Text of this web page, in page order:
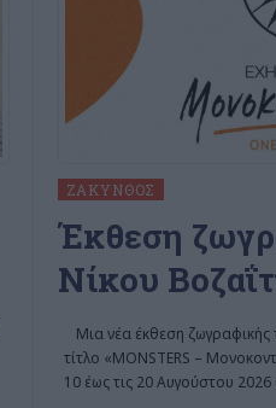
ΖΆΚΥΝΘΟΣ
Έκθεση
Νίκου
Μια νέα έκθεση ζωγραφικής
τίτλο «MONSTERS –
10 έως τις 20 Αυγούστου